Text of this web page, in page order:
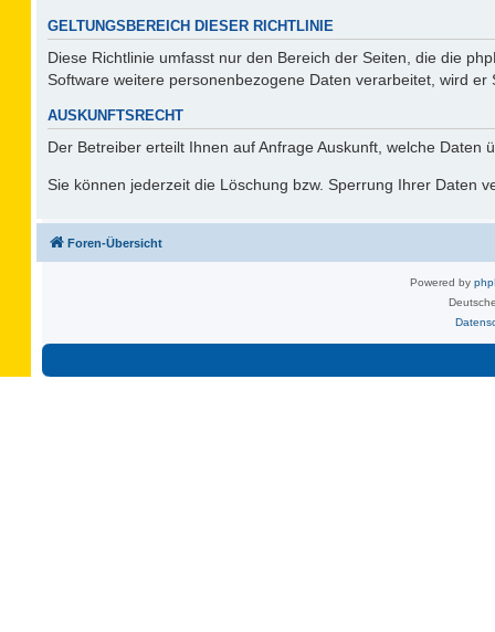
GELTUNGSBEREICH DIESER RICHTLINIE
Diese Richtlinie umfasst nur den Bereich der Seiten, die die
Software weitere personenbezogene Daten verarbeitet, wird
AUSKUNFTSRECHT
Der Betreiber erteilt Ihnen auf Anfrage Auskunft, welche Daten
Sie können jederzeit die Löschung bzw. Sperrung Ihrer Daten
Foren-Übersicht
Powered by